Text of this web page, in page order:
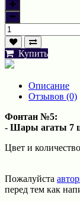
Купить
Описание
Отзывов (0)
Фонтан №5:
- Шары агаты 7
Цвет и
Пожалуйста
перед тем как